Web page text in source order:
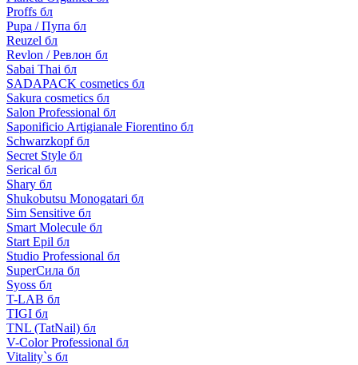
Proffs бл
Pupa / Пупа бл
Reuzel бл
Revlon / Ревлон бл
Sabai Thai бл
SADAPACK cosmetics бл
Sakura cosmetics бл
Salon Professional бл
Saponificio Artigianale Fiorentino бл
Schwarzkopf бл
Secret Style бл
Serical бл
Shary бл
Shukobutsu Monogatari бл
Sim Sensitive бл
Smart Molecule бл
Start Epil бл
Studio Professional бл
SuperСила бл
Syoss бл
T-LAB бл
TIGI бл
TNL (TatNail) бл
V-Color Professional бл
Vitality`s бл